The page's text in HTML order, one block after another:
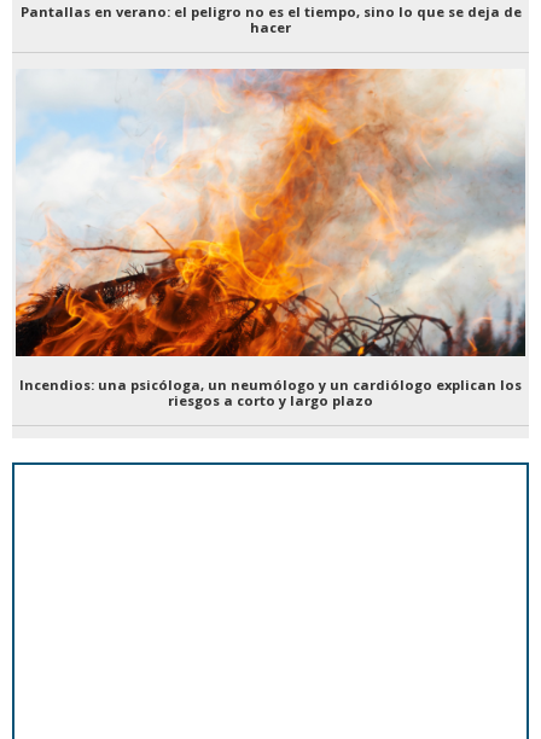
Pantallas en verano: el peligro no es el tiempo, sino lo que se deja de
hacer
Incendios: una psicóloga, un neumólogo y un cardiólogo explican los
riesgos a corto y largo plazo